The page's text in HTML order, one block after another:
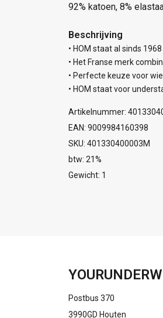
92% katoen, 8%
Beschrijving
• HOM staat al sinds
• Het Franse merk
• Perfecte keuze voor
• HOM staat voor
Artikelnummer:
EAN: 9009984160398
SKU: 401330400003M
btw: 21%
Gewicht: 1
Postbus 370
3990GD Houten